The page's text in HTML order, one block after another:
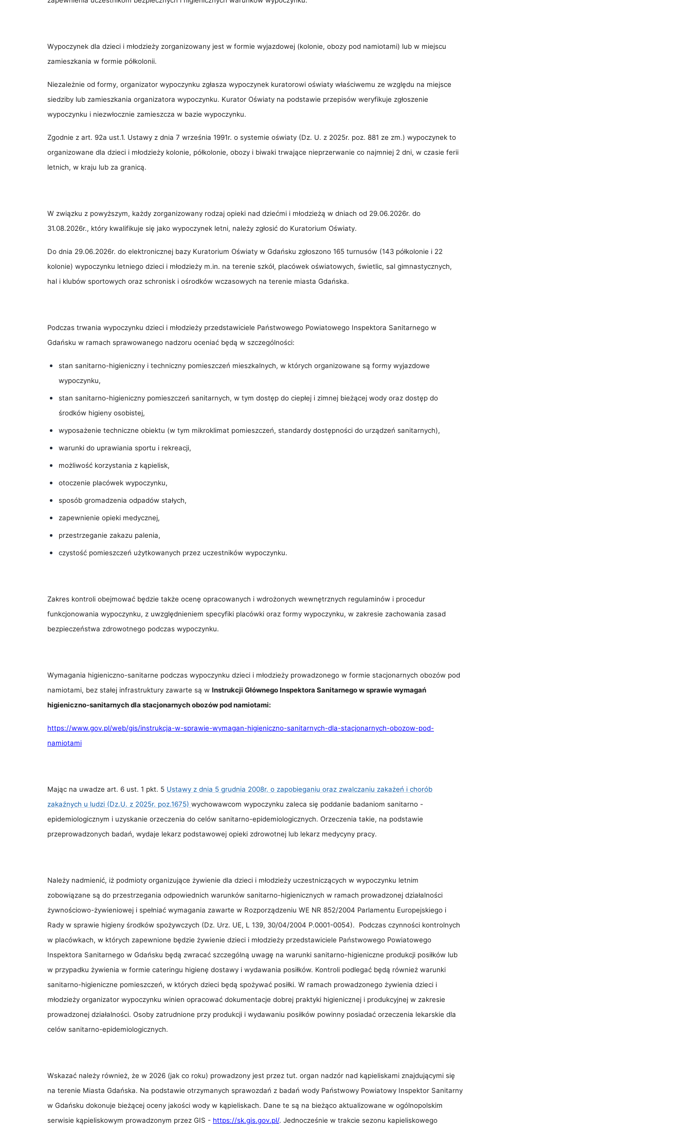
Wypoczynek dla dzieci i młodzieży zorganizowany jest w formie wyjazdowej (kolonie, obozy pod namiotami) lub w miejscu
zamieszkania w formie półkolonii.
Niezależnie od formy, organizator wypoczynku zgłasza wypoczynek kuratorowi oświaty właściwemu ze względu na miejsce
siedziby lub zamieszkania organizatora wypoczynku. Kurator Oświaty na podstawie przepisów weryfikuje zgłoszenie
wypoczynku i niezwłocznie zamieszcza w bazie wypoczynku.
Zgodnie z art. 92a ust.1. Ustawy z dnia 7 września 1991r. o systemie oświaty (Dz. U. z 2025r. poz. 881 ze zm.) wypoczynek to
organizowane dla dzieci i młodzieży kolonie, półkolonie, obozy i biwaki trwające nieprzerwanie co najmniej 2 dni, w czasie ferii
letnich, w kraju lub za granicą.
W związku z powyższym, każdy zorganizowany rodzaj opieki nad dziećmi i młodzieżą w dniach od 29.06.2026r. do
31.08.2026r., który kwalifikuje się jako wypoczynek letni, należy zgłosić do Kuratorium Oświaty.
Do dnia 29.06.2026r. do elektronicznej bazy Kuratorium Oświaty w Gdańsku zgłoszono 165 turnusów (143 półkolonie i 22
kolonie) wypoczynku letniego dzieci i młodzieży m.in. na terenie szkół, placówek oświatowych, świetlic, sal gimnastycznych,
hal i klubów sportowych oraz schronisk i ośrodków wczasowych na terenie miasta Gdańska.
Podczas trwania wypoczynku dzieci i młodzieży przedstawiciele Państwowego Powiatowego Inspektora Sanitarnego w
Gdańsku w ramach sprawowanego nadzoru oceniać będą w szczególności:
stan sanitarno-higieniczny i techniczny pomieszczeń mieszkalnych, w których organizowane są formy wyjazdowe
wypoczynku,
stan sanitarno-higieniczny pomieszczeń sanitarnych, w tym dostęp do ciepłej i zimnej bieżącej wody oraz dostęp do
środków higieny osobistej,
wyposażenie techniczne obiektu (w tym mikroklimat pomieszczeń, standardy dostępności do urządzeń sanitarnych),
warunki do uprawiania sportu i rekreacji,
możliwość korzystania z kąpielisk,
otoczenie placówek wypoczynku,
sposób gromadzenia odpadów stałych,
zapewnienie opieki medycznej,
przestrzeganie zakazu palenia,
czystość pomieszczeń użytkowanych przez uczestników wypoczynku.
Zakres kontroli obejmować będzie także ocenę opracowanych i wdrożonych wewnętrznych regulaminów i procedur
funkcjonowania wypoczynku, z uwzględnieniem specyfiki placówki oraz formy wypoczynku, w zakresie zachowania zasad
bezpieczeństwa zdrowotnego podczas wypoczynku.
Wymagania higieniczno-sanitarne podczas wypoczynku dzieci i młodzieży prowadzonego w formie stacjonarnych obozów pod
namiotami, bez stałej infrastruktury zawarte są w Instrukcji Głównego Inspektora Sanitarnego w sprawie wymagań
higieniczno-sanitarnych dla stacjonarnych obozów pod namiotami:
https://www.gov.pl/web/gis/instrukcja-w-sprawie-wymagan-higieniczno-sanitarnych-dla-stacjonarnych-obozow-pod-
namiotami
Mając na uwadze art. 6 ust. 1 pkt. 5 Ustawy z dnia 5 grudnia 2008r. o zapobieganiu oraz zwalczaniu zakażeń i chorób
zakaźnych u ludzi (Dz.U. z 2025r. poz.1675) wychowawcom wypoczynku zaleca się poddanie badaniom sanitarno -
epidemiologicznym i uzyskanie orzeczenia do celów sanitarno-epidemiologicznych. Orzeczenia takie, na podstawie
przeprowadzonych badań, wydaje lekarz podstawowej opieki zdrowotnej lub lekarz medycyny pracy.
Należy nadmienić, iż podmioty organizujące żywienie dla dzieci i młodzieży uczestniczących w wypoczynku letnim
zobowiązane są do przestrzegania odpowiednich warunków sanitarno-higienicznych w ramach prowadzonej działalności
żywnościowo-żywieniowej i spełniać wymagania zawarte w Rozporządzeniu WE NR 852/2004 Parlamentu Europejskiego i
Rady w sprawie higieny środków spożywczych (Dz. Urz. UE, L 139, 30/04/2004 P.0001-0054). Podczas czynności kontrolnych
w placówkach, w których zapewnione będzie żywienie dzieci i młodzieży przedstawiciele Państwowego Powiatowego
Inspektora Sanitarnego w Gdańsku będą zwracać szczególną uwagę na warunki sanitarno-higieniczne produkcji posiłków lub
w przypadku żywienia w formie cateringu higienę dostawy i wydawania posiłków. Kontroli podlegać będą również warunki
sanitarno-higieniczne pomieszczeń, w których dzieci będą spożywać posiłki. W ramach prowadzonego żywienia dzieci i
młodzieży organizator wypoczynku winien opracować dokumentacje dobrej praktyki higienicznej i produkcyjnej w zakresie
prowadzonej działalności. Osoby zatrudnione przy produkcji i wydawaniu posiłków powinny posiadać orzeczenia lekarskie dla
celów sanitarno-epidemiologicznych.
Wskazać należy również, że w 2026 (jak co roku) prowadzony jest przez tut. organ nadzór nad kąpieliskami znajdującymi się
na terenie Miasta Gdańska. Na podstawie otrzymanych sprawozdań z badań wody Państwowy Powiatowy Inspektor Sanitarny
w Gdańsku dokonuje bieżącej oceny jakości wody w kąpieliskach. Dane te są na bieżąco aktualizowane w ogólnopolskim
serwisie kąpieliskowym prowadzonym przez GIS - https://sk.gis.gov.pl/. Jednocześnie w trakcie sezonu kapieliskowego